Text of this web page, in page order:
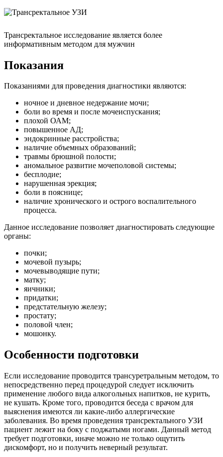
Трансректальное исследование является более
информативным методом для мужчин
Показания
Показаниями для проведения диагностики являются:
ночное и дневное недержание мочи;
боли во время и после мочеиспускания;
плохой ОАМ;
повышенное АД;
эндокринные расстройства;
наличие объемных образований;
травмы брюшной полости;
аномальное развитие мочеполовой системы;
бесплодие;
нарушенная эрекция;
боли в пояснице;
наличие хронического и острого воспалительного
процесса.
Данное исследование позволяет диагностировать следующие
органы:
почки;
мочевой пузырь;
мочевыводящие пути;
матку;
яичники;
придатки;
предстательную железу;
простату;
половой член;
мошонку.
Особенности подготовки
Если исследование проводится трансуретральным методом, то
непосредственно перед процедурой следует исключить
применение любого вида алкогольных напитков, не курить,
не кушать. Кроме того, проводится беседа с врачом для
выяснения имеются ли какие-либо аллергические
заболевания. Во время проведения трансректального УЗИ
пациент лежит на боку с поджатыми ногами. Данный метод
требует подготовки, иначе можно не только ощутить
дискомфорт, но и получить неверный результат.